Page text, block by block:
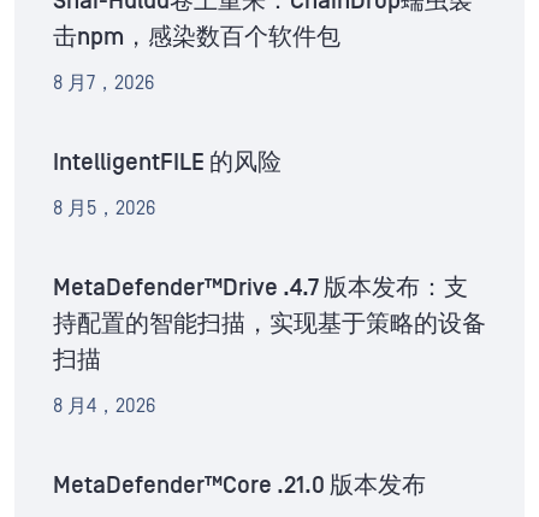
击npm，感染数百个软件包
8 月7，2026
IntelligentFILE 的风险
8 月5，2026
MetaDefender™Drive .4.7 版本发布：支
持配置的智能扫描，实现基于策略的设备
扫描
8 月4，2026
MetaDefender™Core .21.0 版本发布